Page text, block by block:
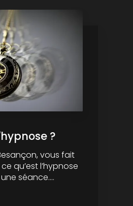
?
vous fait
qu’est l’hypnose
séance....